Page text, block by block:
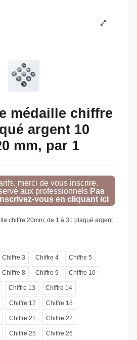
médaille chiffre
argent 10
mm, par 1
merci de vous inscrire.
aux professionnels Pas
vous en cliquant ici
chiffre 20mm, de 1 à 31 plaqué argent
Chiffre 3 Chiffre 4 Chiffre 5
Chiffre 8 Chiffre 9 Chiffre 10
Chiffre 13 Chiffre 14
Chiffre 17 Chiffre 18
Chiffre 21 Chiffre 22
Chiffre 25 Chiffre 26